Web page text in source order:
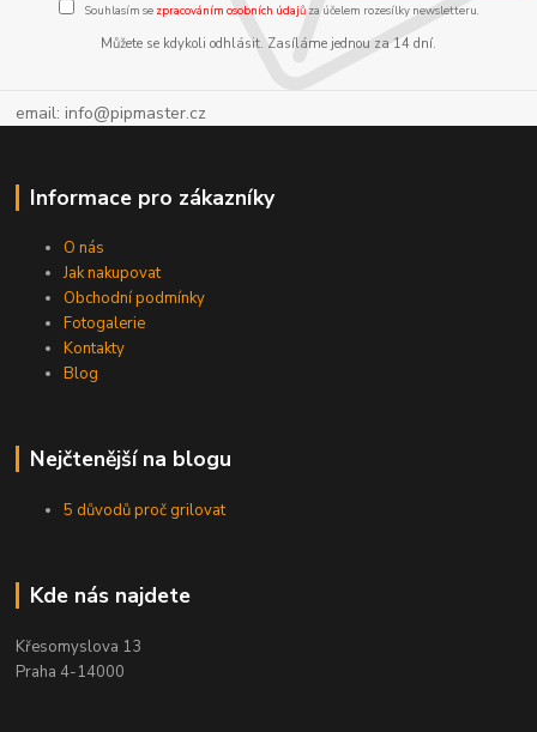
Souhlasím se zpracováním osobních údajůza účelem rozesílky newsletteru.
Můžete se kdykoli odhlásit. Zasíláme jednou za 14 dní.
email: info@pipmaster.cz
Informace pro zákazníky
O nás
Jak nakupovat
Obchodní podmínky
Fotogalerie
Kontakty
Blog
Nejčtenější na blogu
5 důvodů proč grilovat
Kde nás najdete
Křesomyslova 13
Praha 4-14000